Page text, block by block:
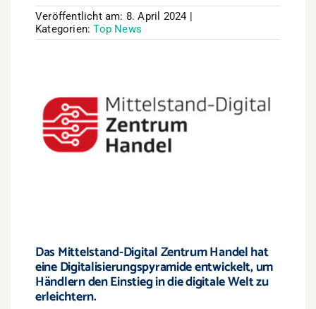
Veröffentlicht am: 8. April 2024 |
Kategorien:Top News
Das Mittelstand-Digital Zentrum Handel hat
eine Digitalisierungspyramide entwickelt, um
Händlern den Einstieg in die digitale Welt zu
erleichtern.